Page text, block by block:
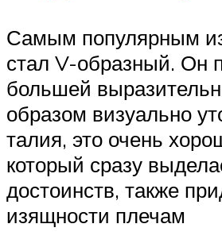
Самым популярным
стал V-образный. Он
большей
образом визуально
талия, это очень
который сразу
достоинств, также
изящности плечам